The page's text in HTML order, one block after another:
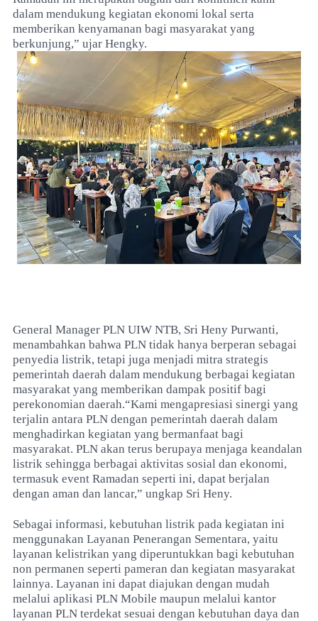
dalam mendukung kegiatan ekonomi lokal serta
memberikan kenyamanan bagi masyarakat yang
berkunjung,” ujar Hengky.
General Manager PLN UIW NTB, Sri Heny Purwanti,
menambahkan bahwa PLN tidak hanya berperan sebagai
penyedia listrik, tetapi juga menjadi mitra strategis
pemerintah daerah dalam mendukung berbagai kegiatan
masyarakat yang memberikan dampak positif bagi
perekonomian daerah.“Kami mengapresiasi sinergi yang
terjalin antara PLN dengan pemerintah daerah dalam
menghadirkan kegiatan yang bermanfaat bagi
masyarakat. PLN akan terus berupaya menjaga keandalan
listrik sehingga berbagai aktivitas sosial dan ekonomi,
termasuk event Ramadan seperti ini, dapat berjalan
dengan aman dan lancar,” ungkap Sri Heny.
Sebagai informasi, kebutuhan listrik pada kegiatan ini
menggunakan Layanan Penerangan Sementara, yaitu
layanan kelistrikan yang diperuntukkan bagi kebutuhan
non permanen seperti pameran dan kegiatan masyarakat
lainnya. Layanan ini dapat diajukan dengan mudah
melalui aplikasi PLN Mobile maupun melalui kantor
layanan PLN terdekat sesuai dengan kebutuhan daya dan